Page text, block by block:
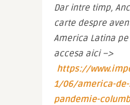
Dar intre timp,
carte despre
America Latina
accesa aici –>
https://
1/06/america-
pandemie-